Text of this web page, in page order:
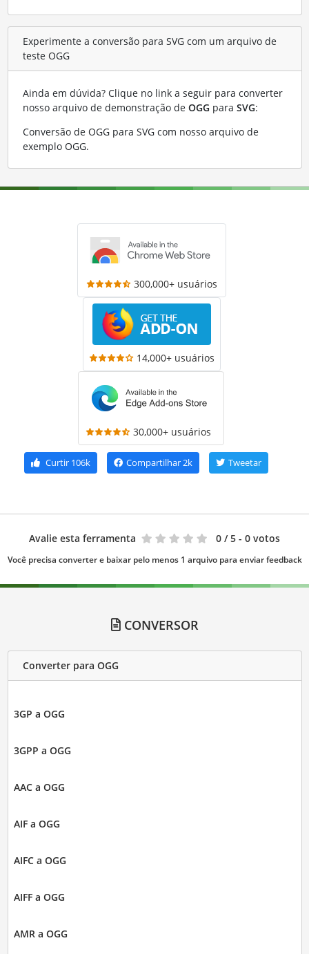
Experimente a conversão para SVG com um arquivo de
teste OGG
Ainda em dúvida? Clique no link a seguir para converter
nosso arquivo de demonstração de OGG para SVG:
Conversão de OGG para SVG com nosso arquivo de
exemplo OGG.
300,000+ usuários
14,000+ usuários
30,000+ usuários
Curtir 106k Compartilhar2k Tweetar
Avalie esta ferramenta 0 / 5 - 0 votos
Você precisa converter e baixar pelo menos 1 arquivo para enviar feedback
CONVERSOR
Converter para OGG
3GP a OGG
3GPP a OGG
AAC a OGG
AIF a OGG
AIFC a OGG
AIFF a OGG
AMR a OGG